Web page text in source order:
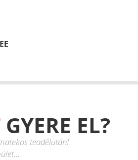
GYERE EL?
teadélután!